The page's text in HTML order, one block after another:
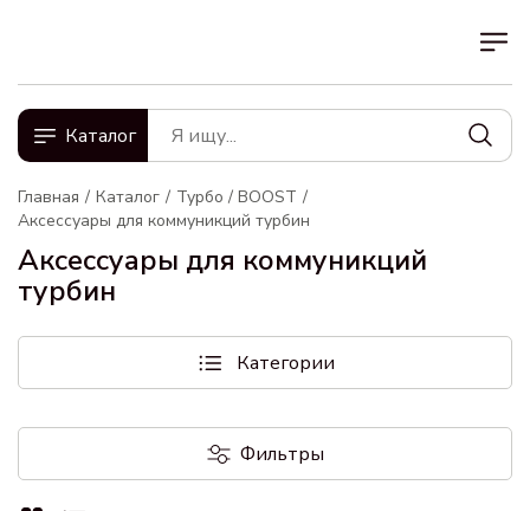
Каталог
Главная Каталог
Турбо / BOOST
Аксессуары для коммуникций турбин
Аксессуары для коммуникций
турбин
Категории
Фильтры